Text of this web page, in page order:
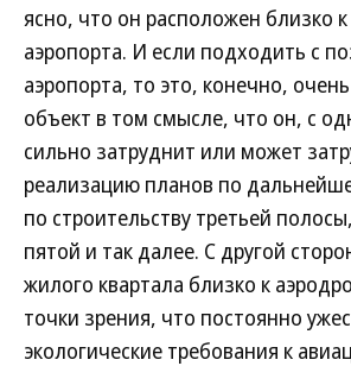
ясно, что он расположен близко
аэропорта. И если подходить с
аэропорта, то это, конечно,
объект в том смысле, что он, с
сильно затруднит или может
реализацию планов по
по строительству третьей
пятой и так далее. С другой
жилого квартала близко к
точки зрения, что постоянно
экологические требования к